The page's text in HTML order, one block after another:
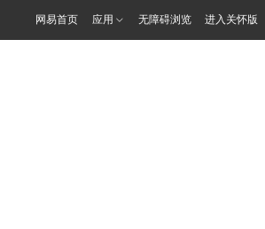
网易首页 应用 无障碍浏览 进入关怀版